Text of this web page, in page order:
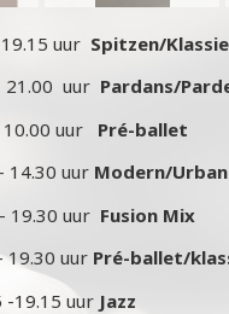
uur Spitzen/
uur Pardans/
uur Pré-ballet
14.30 uur Modern/Urban
19.30 uur Fusion Mix
uur Pré-ballet/
-19.15 uur Jazz